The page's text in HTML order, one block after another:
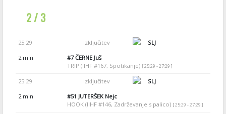
2 / 3
25:29 Izključitev
SLJ
2 min
#7ČERNE Juš
TRIP (IIHF #167, Spotikanje) [ 25:29 - 27:29 ]
25:29 Izključitev
SLJ
2 min
#51 JUTERŠEK Nejc
HOOK (IIHF #146, Zadrževanje s palico) [ 25:29 - 27:29 ]